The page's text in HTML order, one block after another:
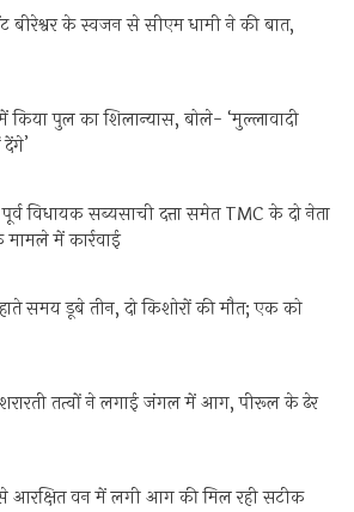
बीरेश्वर के स्वजन से सीएम धामी ने की बात,
किया पुल का शिलान्यास, बोले- ‘मुल्लावादी
विधायक सब्यसाची दत्ता समेत TMC के दो नेता
में कार्रवाई
समय डूबे तीन, दो किशोरों की मौत; एक को
तत्वों ने लगाई जंगल में आग, पीरूल के ढेर
से आरक्षित वन में लगी आग की मिल रही सटीक